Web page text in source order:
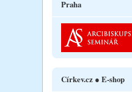
Praha
Církev.cz ● E-shop